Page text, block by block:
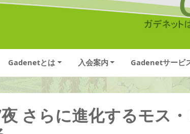
Gadenetとは 入会案内 Gadenetサービ
さらに進化するモス